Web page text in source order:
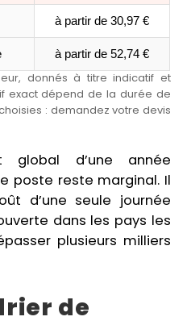
à partir de 30,97 €
à partir de 52,74 €
donnés à titre indicatif et
exact dépend de la durée de
: demandez votre devis
global d’une année
poste reste marginal. Il
d’une seule journée
dans les pays les
plusieurs milliers
de